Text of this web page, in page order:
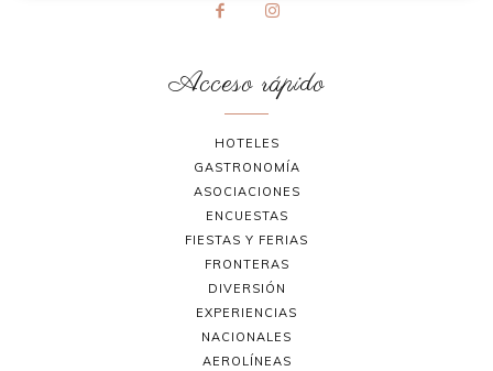
Acceso rápido
HOTELES
GASTRONOMÍA
ASOCIACIONES
ENCUESTAS
FIESTAS Y FERIAS
FRONTERAS
DIVERSIÓN
EXPERIENCIAS
NACIONALES
AEROLÍNEAS